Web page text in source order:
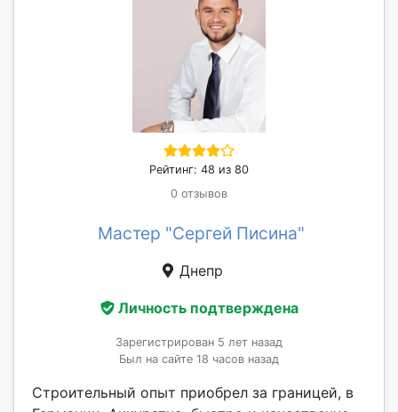
Рейтинг: 48 из 80
0 отзывов
Мастер "Сергей Писина"
Днепр
Личность подтверждена
Зарегистрирован 5 лет назад
Был на сайте 18 часов назад
Строительный опыт приобрел за границей, в